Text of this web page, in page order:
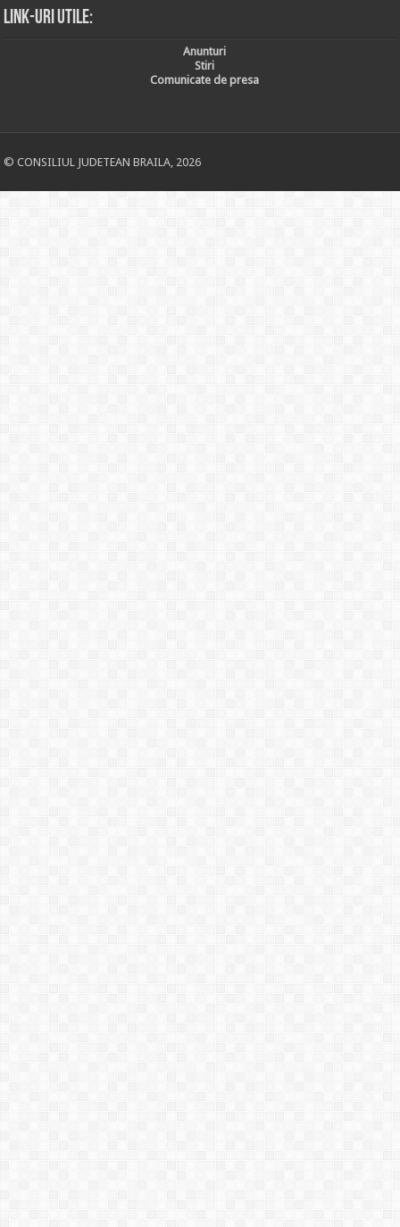
Link-uri utile:
Anunturi
Stiri
Comunicate de presa
© CONSILIUL JUDETEAN BRAILA, 2026